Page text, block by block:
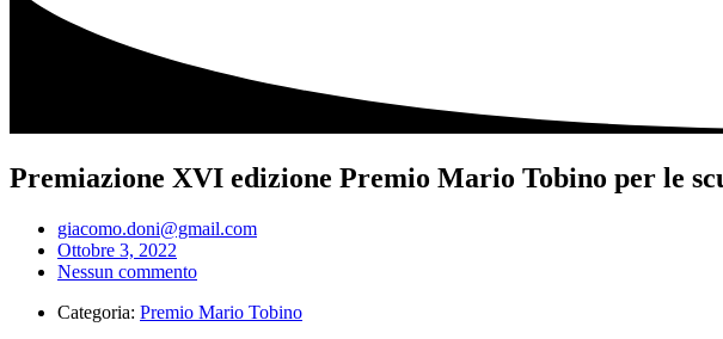
Premiazione XVI edizione Premio Mario Tobino per le
giacomo.doni@gmail.com
Ottobre 3, 2022
Nessun commento
Categoria: Premio Mario Tobino